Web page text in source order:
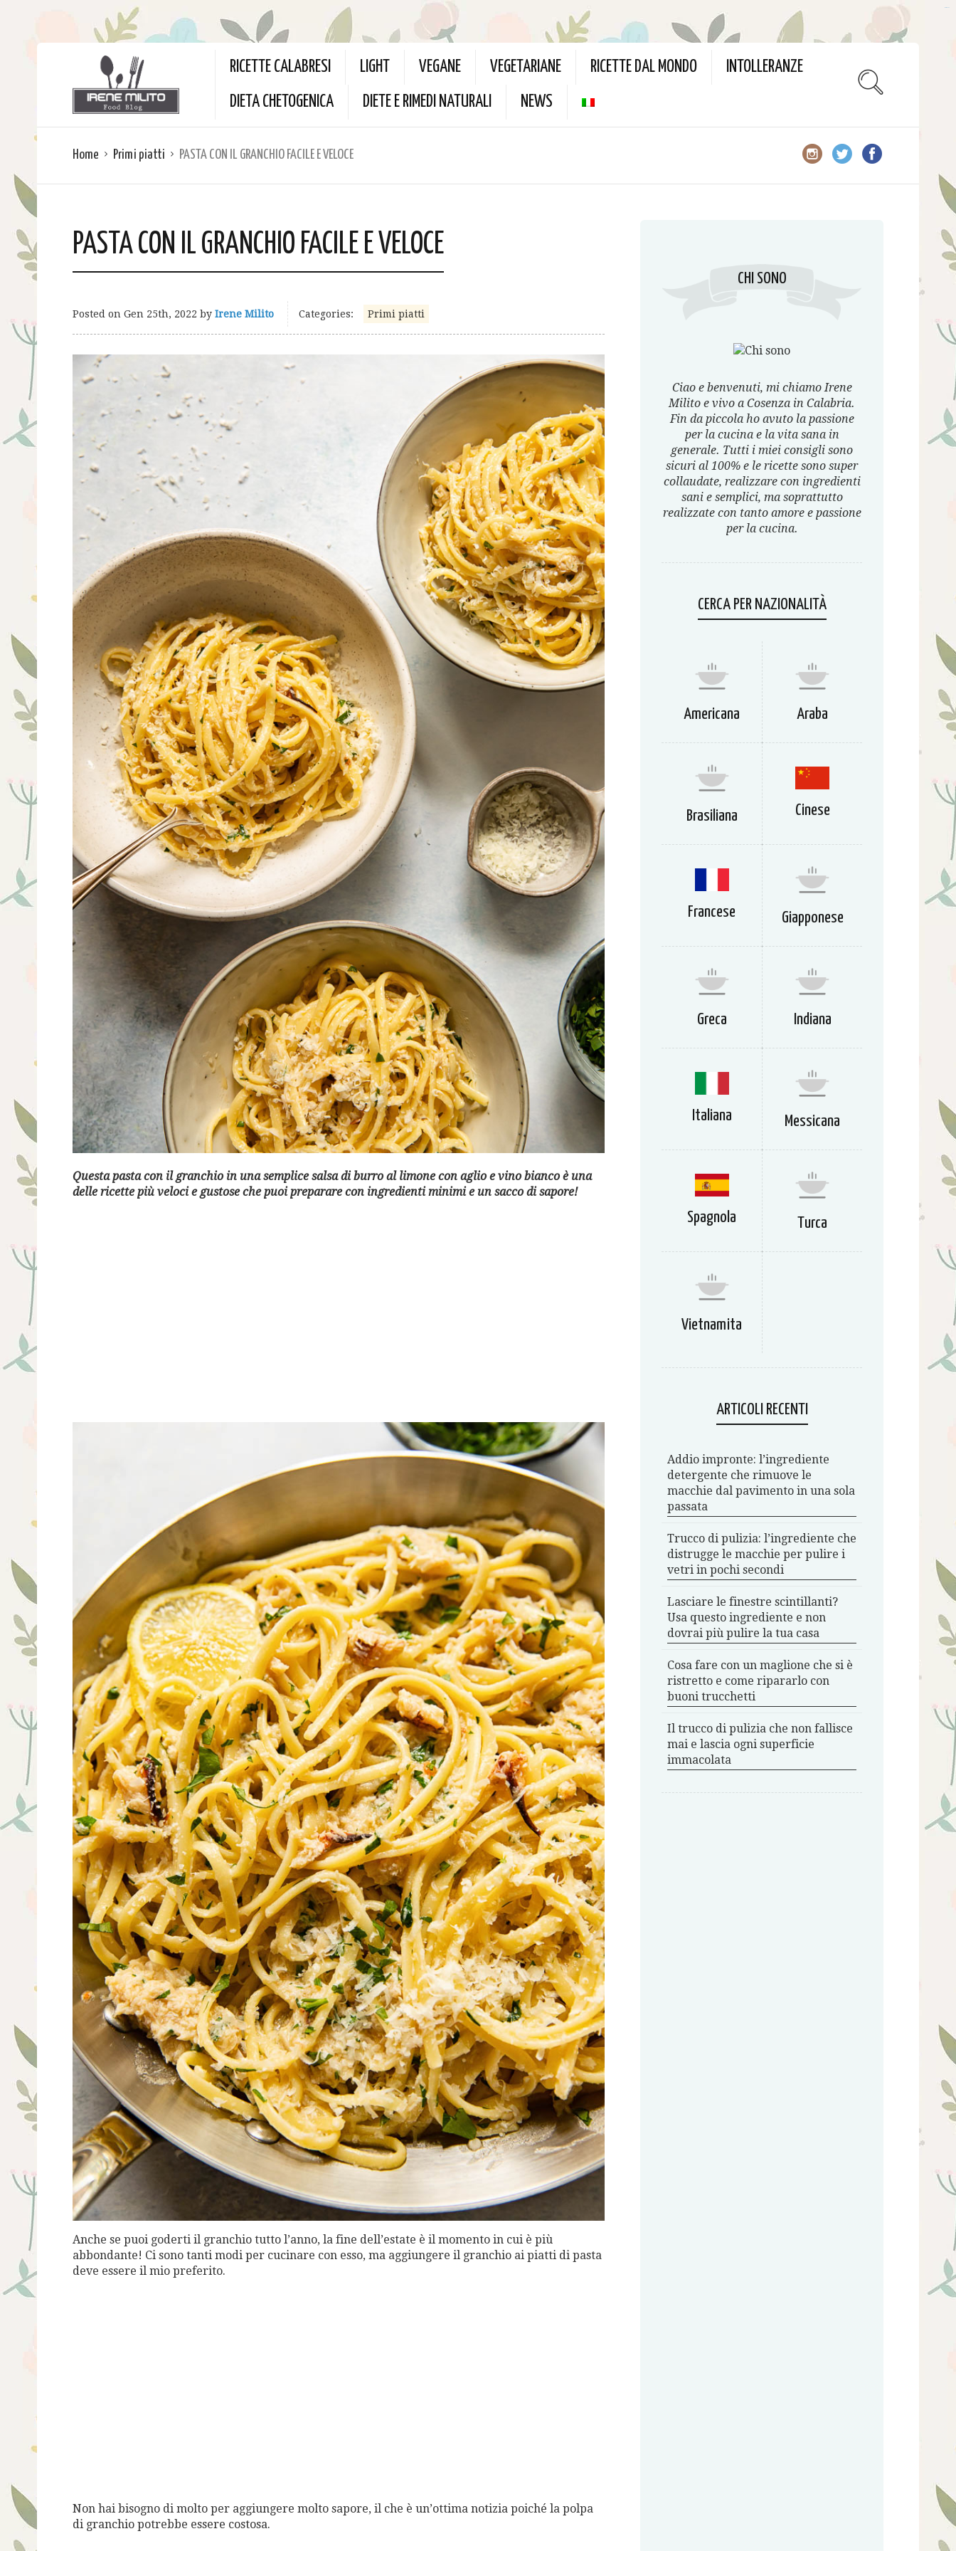
RICETTE CALABRESI LIGHT VEGANE VEGETARIANE RICETTE DAL MONDO INTOLLERANZE
DIETA CHETOGENICA DIETE E RIMEDI NATURALI NEWS
Home Primi piatti PASTA CON IL GRANCHIO FACILE E VELOCE
PASTA CON IL GRANCHIO FACILE E VELOCE
Posted on Gen 25th, 2022 by Irene Milito Categories: Primi piatti
Questa pasta con il granchio in una semplice salsa di burro al limone con aglio e vino bianco è una
delle ricette più veloci e gustose che puoi preparare con ingredienti minimi e un sacco di sapore!
Anche se puoi goderti il granchio tutto l’anno, la fine dell’estate è il momento in cui è più
abbondante! Ci sono tanti modi per cucinare con esso, ma aggiungere il granchio ai piatti di pasta
deve essere il mio preferito.
Non hai bisogno di molto per aggiungere molto sapore, il che è un’ottima notizia poiché la polpa
di granchio potrebbe essere costosa.
CHI SONO
Ciao e benvenuti, mi chiamo Irene
Milito e vivo a Cosenza in Calabria.
Fin da piccola ho avuto la passione
per la cucina e la vita sana in
generale. Tutti i miei consigli sono
sicuri al 100% e le ricette sono super
collaudate, realizzare con ingredienti
sani e semplici, ma soprattutto
realizzate con tanto amore e passione
per la cucina.
CERCA PER NAZIONALITÀ
Americana Araba
Brasiliana Cinese
Francese Giapponese
Greca Indiana
Italiana Messicana
Spagnola Turca
Vietnamita
ARTICOLI RECENTI
Addio impronte: l’ingrediente
detergente che rimuove le
macchie dal pavimento in una sola
passata
Trucco di pulizia: l’ingrediente che
distrugge le macchie per pulire i
vetri in pochi secondi
Lasciare le finestre scintillanti?
Usa questo ingrediente e non
dovrai più pulire la tua casa
Cosa fare con un maglione che si è
ristretto e come ripararlo con
buoni trucchetti
Il trucco di pulizia che non fallisce
mai e lascia ogni superficie
immacolata